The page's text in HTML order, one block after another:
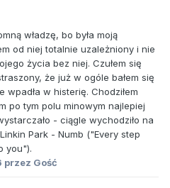
władzę, bo była moją
od niej totalnie uzależniony i nie
życia bez niej. Czułem się
że już w ogóle bałem się
w histerię. Chodziłem
po tym polu minowym najlepiej
- ciągle wychodziło na
Park - Numb ("Every step
you").
przez Gość